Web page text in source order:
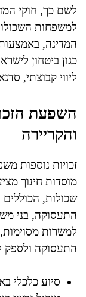
לשם כך, חוקי
למשפחות
המדינה,
כגון ביטחון
ליווי קבוצתי,
השפעת
והקריירה
זכויות נוספות
מוסדות חינוך
שכולות,
התעסוקה, בני
למשרות
התעסוקה ולספק
סיוע כלכלי